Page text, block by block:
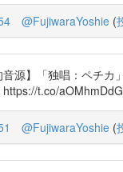
@FujiwaraYoshie (
音源】「独唱：ペチ
t.co/
@FujiwaraYoshie (